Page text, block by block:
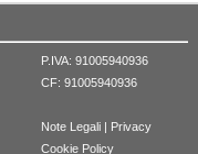
P.IVA: 91005940936
CF: 91005940936
Note Legali | Privacy
Cookie Policy